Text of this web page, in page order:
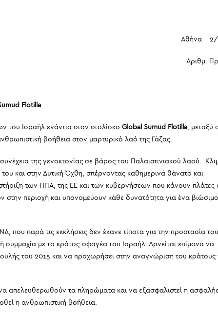
Αθήνα 2/10/
Αριθμ. Πρωτ.:
Flotilla
του Ισραήλ ενάντια στον στολίσκοGlobal Sumud Flotilla, μεταξύ
βοήθεια στον μαρτυρικό λαό της Γάζας.
της γενοκτονίας σε βάρος του Παλαιστινιακού λαού.
του και στην Δυτική Όχθη, σπέρνοντας καθημερινά θάνατο και
των ΗΠΑ, της ΕΕ και των κυβερνήσεων που κάνουν πλάτες
περιοχή και υπονομεύουν κάθε δυνατότητα για ένα
που παρά τις εκκλήσεις δεν έκανε τίποτα για την προστασία του
συμμαχία με το κράτος-σφαγέα του Ισραήλ. Αρνείται επίμονα να
του 2015 και να προχωρήσει στην αναγνώριση του κράτους
απελευθερωθούν τα πληρώματα και να εξασφαλιστεί η
η ανθρωπιστική βοήθεια.